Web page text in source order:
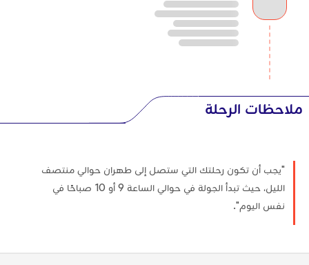
ملاحظات الرحلة
"يجب أن تكون رحلتك التي ستصل إلى طهران حوالي منتصف
الليل، حيث تبدأ الجولة في حوالي الساعة 9 أو 10 صباحًا في
نفس اليوم".